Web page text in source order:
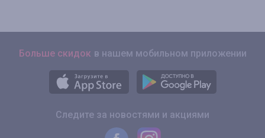
Больше скидок в нашем мобильном приложении
Следите за новостями и акциями